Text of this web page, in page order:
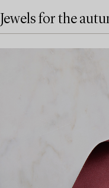
Jewels for the